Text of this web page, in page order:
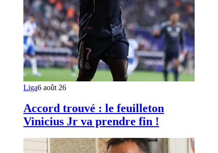
Liga6 août 26
Accord trouvé : le feuilleton
Vinicius Jr va prendre fin !